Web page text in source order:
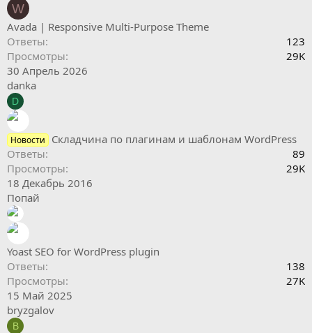
W
Avada | Responsive Multi-Purpose Theme
Ответы
123
Просмотры
29K
30 Апрель 2026
danka
D
Новости
Складчина по плагинам и шаблонам WordPress
Ответы
89
Просмотры
29K
18 Декабрь 2016
Попай
Yoast SEO for WordPress plugin
Ответы
138
Просмотры
27K
15 Май 2025
bryzgalov
B